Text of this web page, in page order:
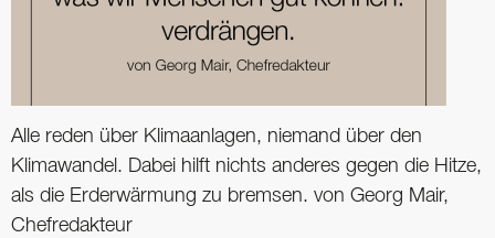
Alle reden über Klimaanlagen, niemand über den
Klimawandel. Dabei hilft nichts anderes gegen die Hitze,
als die Erderwärmung zu bremsen. von Georg Mair,
Chefredakteur